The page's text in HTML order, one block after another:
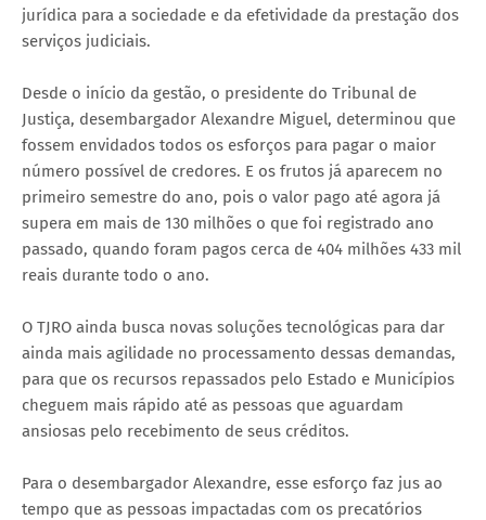
jurídica para a sociedade e da efetividade da prestação dos
serviços judiciais.
Desde o início da gestão, o presidente do Tribunal de
Justiça, desembargador Alexandre Miguel, determinou que
fossem envidados todos os esforços para pagar o maior
número possível de credores. E os frutos já aparecem no
primeiro semestre do ano, pois o valor pago até agora já
supera em mais de 130 milhões o que foi registrado ano
passado, quando foram pagos cerca de 404 milhões 433 mil
reais durante todo o ano.
O TJRO ainda busca novas soluções tecnológicas para dar
ainda mais agilidade no processamento dessas demandas,
para que os recursos repassados pelo Estado e Municípios
cheguem mais rápido até as pessoas que aguardam
ansiosas pelo recebimento de seus créditos.
Para o desembargador Alexandre, esse esforço faz jus ao
tempo que as pessoas impactadas com os precatórios